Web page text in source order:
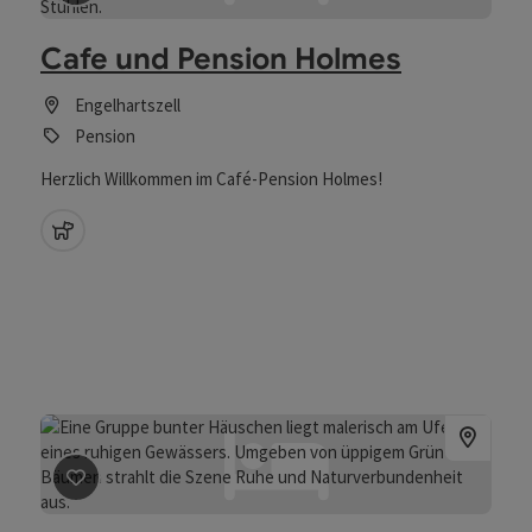
Beitrag merken
Cafe und Pension Holmes
Engelhartszell
Pension
Herzlich Willkommen im Café-Pension Holmes!
Beitrag merken